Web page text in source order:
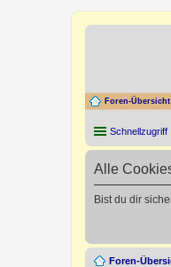
Foren-Übersicht
Schnellzugriff
Alle
Bist du dir
Foren-